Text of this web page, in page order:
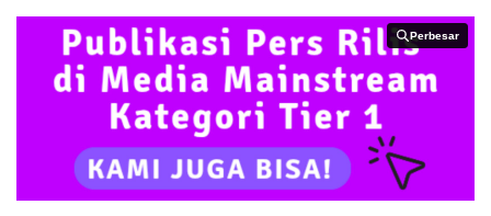
Perbesar
Perbesar